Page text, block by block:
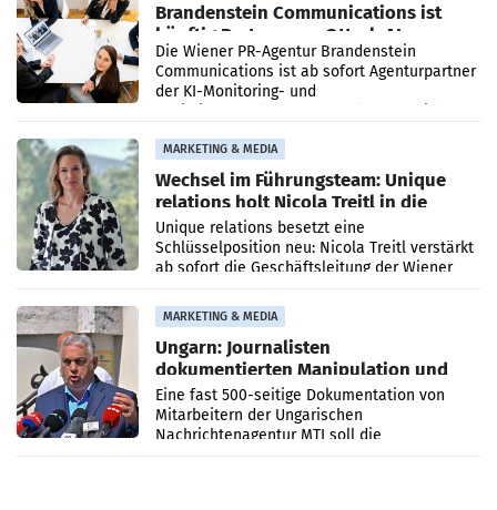
Brandenstein Communications ist
künftig Partner von OtterlyAI
Die Wiener PR-Agentur Brandenstein
Communications ist ab sofort Agenturpartner
der KI-Monitoring- und
MARKETING & MEDIA
Wechsel im Führungsteam: Unique
relations holt Nicola Treitl in die
Geschäftsleitung
Unique relations besetzt eine
Schlüsselposition neu: Nicola Treitl verstärkt
ab sofort die Geschäftsleitung der Wiener
PR-Agentur an der Seite von Josef Kalina und
Anna Kalina-Mahr.
MARKETING & MEDIA
Ungarn: Journalisten
dokumentierten Manipulation und
Zensur
Eine fast 500-seitige Dokumentation von
Mitarbeitern der Ungarischen
Nachrichtenagentur MTI soll die
systematische Nachrichten-Manipulation und